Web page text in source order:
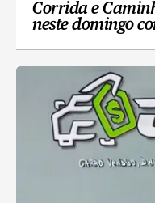
Corrida e
neste domingo